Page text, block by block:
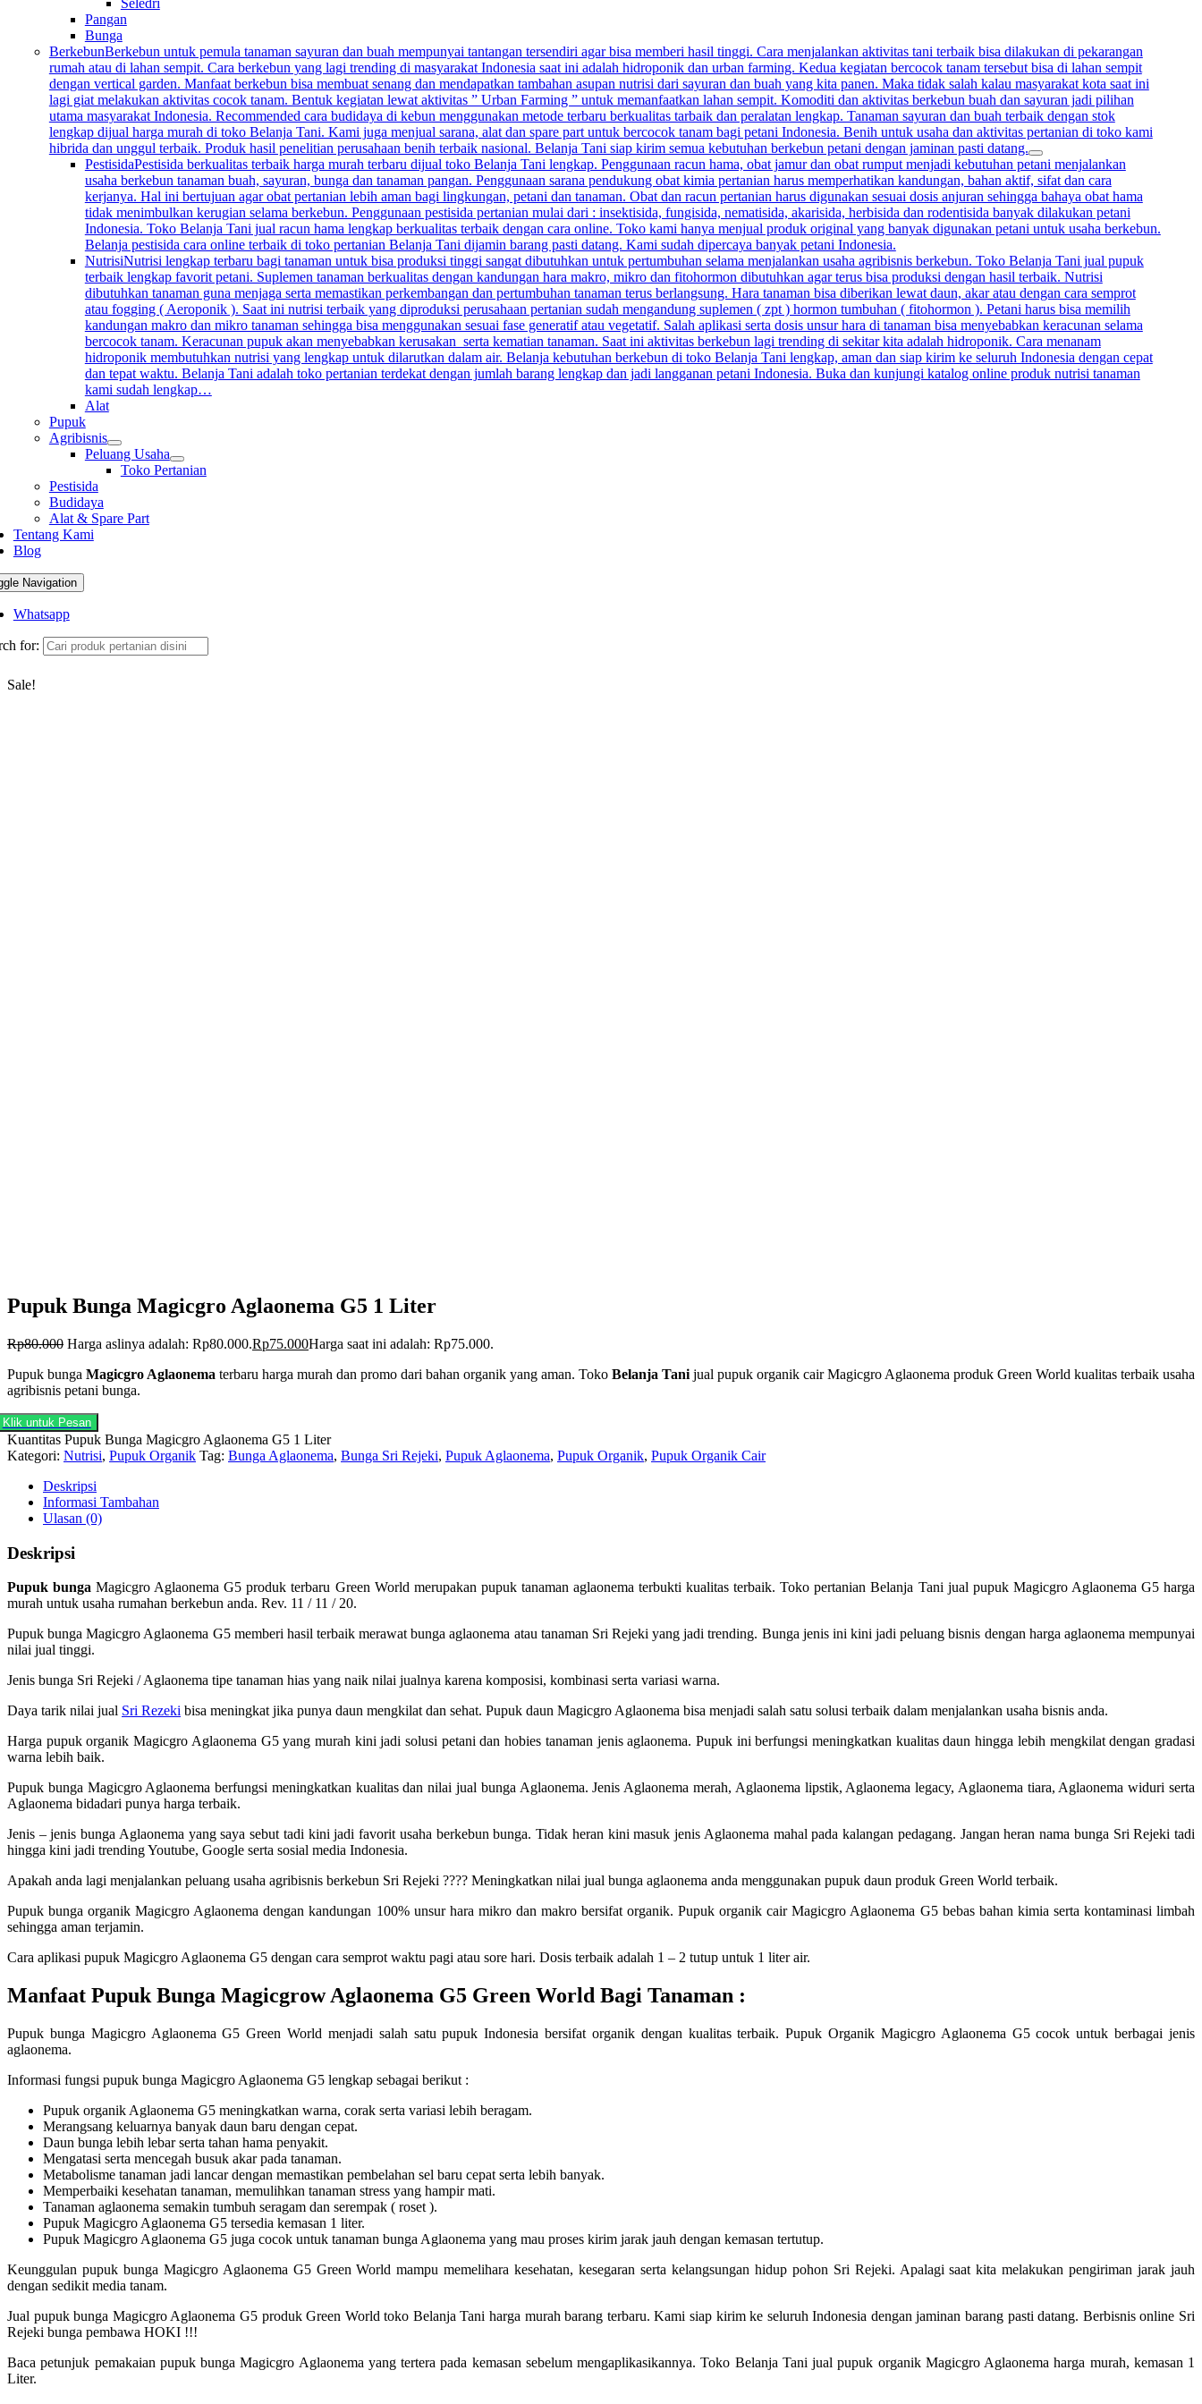
Seledri
Pangan
Bunga
BerkebunBerkebun untuk pemula tanaman sayuran dan buah mempunyai tantangan tersendiri agar bisa memberi hasil tinggi. Cara menjalankan aktivitas tani terbaik bisa dilakukan di pekarangan
rumah atau di lahan sempit. Cara berkebun yang lagi trending di masyarakat Indonesia saat ini adalah hidroponik dan urban farming. Kedua kegiatan bercocok tanam tersebut bisa di lahan sempit
dengan vertical garden. Manfaat berkebun bisa membuat senang dan mendapatkan tambahan asupan nutrisi dari sayuran dan buah yang kita panen. Maka tidak salah kalau masyarakat kota saat ini
lagi giat melakukan aktivitas cocok tanam. Bentuk kegiatan lewat aktivitas ” Urban Farming ” untuk memanfaatkan lahan sempit. Komoditi dan aktivitas berkebun buah dan sayuran jadi pilihan
utama masyarakat Indonesia. Recommended cara budidaya di kebun menggunakan metode terbaru berkualitas tarbaik dan peralatan lengkap. Tanaman sayuran dan buah terbaik dengan stok
lengkap dijual harga murah di toko Belanja Tani. Kami juga menjual sarana, alat dan spare part untuk bercocok tanam bagi petani Indonesia. Benih untuk usaha dan aktivitas pertanian di toko kami
hibrida dan unggul terbaik. Produk hasil penelitian perusahaan benih terbaik nasional. Belanja Tani siap kirim semua kebutuhan berkebun petani dengan jaminan pasti datang.
PestisidaPestisida berkualitas terbaik harga murah terbaru dijual toko Belanja Tani lengkap. Penggunaan racun hama, obat jamur dan obat rumput menjadi kebutuhan petani menjalankan
usaha berkebun tanaman buah, sayuran, bunga dan tanaman pangan. Penggunaan sarana pendukung obat kimia pertanian harus memperhatikan kandungan, bahan aktif, sifat dan cara
kerjanya. Hal ini bertujuan agar obat pertanian lebih aman bagi lingkungan, petani dan tanaman. Obat dan racun pertanian harus digunakan sesuai dosis anjuran sehingga bahaya obat hama
tidak menimbulkan kerugian selama berkebun. Penggunaan pestisida pertanian mulai dari : insektisida, fungisida, nematisida, akarisida, herbisida dan rodentisida banyak dilakukan petani
Indonesia. Toko Belanja Tani jual racun hama lengkap berkualitas terbaik dengan cara online. Toko kami hanya menjual produk original yang banyak digunakan petani untuk usaha berkebun.
Belanja pestisida cara online terbaik di toko pertanian Belanja Tani dijamin barang pasti datang. Kami sudah dipercaya banyak petani Indonesia.
NutrisiNutrisi lengkap terbaru bagi tanaman untuk bisa produksi tinggi sangat dibutuhkan untuk pertumbuhan selama menjalankan usaha agribisnis berkebun. Toko Belanja Tani jual pupuk
terbaik lengkap favorit petani. Suplemen tanaman berkualitas dengan kandungan hara makro, mikro dan fitohormon dibutuhkan agar terus bisa produksi dengan hasil terbaik. Nutrisi
dibutuhkan tanaman guna menjaga serta memastikan perkembangan dan pertumbuhan tanaman terus berlangsung. Hara tanaman bisa diberikan lewat daun, akar atau dengan cara semprot
atau fogging ( Aeroponik ). Saat ini nutrisi terbaik yang diproduksi perusahaan pertanian sudah mengandung suplemen ( zpt ) hormon tumbuhan ( fitohormon ). Petani harus bisa memilih
kandungan makro dan mikro tanaman sehingga bisa menggunakan sesuai fase generatif atau vegetatif. Salah aplikasi serta dosis unsur hara di tanaman bisa menyebabkan keracunan selama
bercocok tanam. Keracunan pupuk akan menyebabkan kerusakan serta kematian tanaman. Saat ini aktivitas berkebun lagi trending di sekitar kita adalah hidroponik. Cara menanam
hidroponik membutuhkan nutrisi yang lengkap untuk dilarutkan dalam air. Belanja kebutuhan berkebun di toko Belanja Tani lengkap, aman dan siap kirim ke seluruh Indonesia dengan cepat
dan tepat waktu. Belanja Tani adalah toko pertanian terdekat dengan jumlah barang lengkap dan jadi langganan petani Indonesia. Buka dan kunjungi katalog online produk nutrisi tanaman
kami sudah lengkap…
Alat
Pupuk
Agribisnis
Peluang Usaha
Toko Pertanian
Pestisida
Budidaya
Alat & Spare Part
Tentang Kami
Blog
Navigation
Whatsapp
for:
Sale!
Pupuk Bunga Magicgro Aglaonema G5 1 Liter
Rp80.000 Harga aslinya adalah: Rp80.000.Rp75.000Harga saat ini adalah: Rp75.000.
Pupuk bunga Magicgro Aglaonema terbaru harga murah dan promo dari bahan organik yang aman. Toko Belanja Tani jual pupuk organik cair Magicgro Aglaonema produk Green World kualitas terbaik usaha
agribisnis petani bunga.
Klik untuk Pesan
Kuantitas Pupuk Bunga Magicgro Aglaonema G5 1 Liter
Kategori: Nutrisi, Pupuk Organik Tag: Bunga Aglaonema, Bunga Sri Rejeki, Pupuk Aglaonema, Pupuk Organik, Pupuk Organik Cair
Deskripsi
Informasi Tambahan
Ulasan (0)
Deskripsi
Pupuk bunga Magicgro Aglaonema G5 produk terbaru Green World merupakan pupuk tanaman aglaonema terbukti kualitas terbaik. Toko pertanian Belanja Tani jual pupuk Magicgro Aglaonema G5 harga
murah untuk usaha rumahan berkebun anda. Rev. 11 / 11 / 20.
Pupuk bunga Magicgro Aglaonema G5 memberi hasil terbaik merawat bunga aglaonema atau tanaman Sri Rejeki yang jadi trending. Bunga jenis ini kini jadi peluang bisnis dengan harga aglaonema mempunyai
nilai jual tinggi.
Jenis bunga Sri Rejeki / Aglaonema tipe tanaman hias yang naik nilai jualnya karena komposisi, kombinasi serta variasi warna.
Daya tarik nilai jual Sri Rezeki bisa meningkat jika punya daun mengkilat dan sehat. Pupuk daun Magicgro Aglaonema bisa menjadi salah satu solusi terbaik dalam menjalankan usaha bisnis anda.
Harga pupuk organik Magicgro Aglaonema G5 yang murah kini jadi solusi petani dan hobies tanaman jenis aglaonema. Pupuk ini berfungsi meningkatkan kualitas daun hingga lebih mengkilat dengan gradasi
warna lebih baik.
Pupuk bunga Magicgro Aglaonema berfungsi meningkatkan kualitas dan nilai jual bunga Aglaonema. Jenis Aglaonema merah, Aglaonema lipstik, Aglaonema legacy, Aglaonema tiara, Aglaonema widuri serta
Aglaonema bidadari punya harga terbaik.
Jenis – jenis bunga Aglaonema yang saya sebut tadi kini jadi favorit usaha berkebun bunga. Tidak heran kini masuk jenis Aglaonema mahal pada kalangan pedagang. Jangan heran nama bunga Sri Rejeki tadi
hingga kini jadi trending Youtube, Google serta sosial media Indonesia.
Apakah anda lagi menjalankan peluang usaha agribisnis berkebun Sri Rejeki ???? Meningkatkan nilai jual bunga aglaonema anda menggunakan pupuk daun produk Green World terbaik.
Pupuk bunga organik Magicgro Aglaonema dengan kandungan 100% unsur hara mikro dan makro bersifat organik. Pupuk organik cair Magicgro Aglaonema G5 bebas bahan kimia serta kontaminasi limbah
sehingga aman terjamin.
Cara aplikasi pupuk Magicgro Aglaonema G5 dengan cara semprot waktu pagi atau sore hari. Dosis terbaik adalah 1 – 2 tutup untuk 1 liter air.
Manfaat Pupuk Bunga Magicgrow Aglaonema G5 Green World Bagi Tanaman :
Pupuk bunga Magicgro Aglaonema G5 Green World menjadi salah satu pupuk Indonesia bersifat organik dengan kualitas terbaik. Pupuk Organik Magicgro Aglaonema G5 cocok untuk berbagai jenis
aglaonema.
Informasi fungsi pupuk bunga Magicgro Aglaonema G5 lengkap sebagai berikut :
Pupuk organik Aglaonema G5 meningkatkan warna, corak serta variasi lebih beragam.
Merangsang keluarnya banyak daun baru dengan cepat.
Daun bunga lebih lebar serta tahan hama penyakit.
Mengatasi serta mencegah busuk akar pada tanaman.
Metabolisme tanaman jadi lancar dengan memastikan pembelahan sel baru cepat serta lebih banyak.
Memperbaiki kesehatan tanaman, memulihkan tanaman stress yang hampir mati.
Tanaman aglaonema semakin tumbuh seragam dan serempak ( roset ).
Pupuk Magicgro Aglaonema G5 tersedia kemasan 1 liter.
Pupuk Magicgro Aglaonema G5 juga cocok untuk tanaman bunga Aglaonema yang mau proses kirim jarak jauh dengan kemasan tertutup.
Keunggulan pupuk bunga Magicgro Aglaonema G5 Green World mampu memelihara kesehatan, kesegaran serta kelangsungan hidup pohon Sri Rejeki. Apalagi saat kita melakukan pengiriman jarak jauh
dengan sedikit media tanam.
Jual pupuk bunga Magicgro Aglaonema G5 produk Green World toko Belanja Tani harga murah barang terbaru. Kami siap kirim ke seluruh Indonesia dengan jaminan barang pasti datang. Berbisnis online Sri
Rejeki bunga pembawa HOKI !!!
Baca petunjuk pemakaian pupuk bunga Magicgro Aglaonema yang tertera pada kemasan sebelum mengaplikasikannya. Toko Belanja Tani jual pupuk organik Magicgro Aglaonema harga murah, kemasan 1
Liter.